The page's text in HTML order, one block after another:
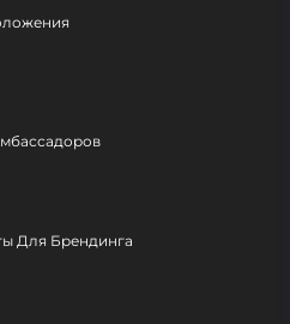
Для Брендинга